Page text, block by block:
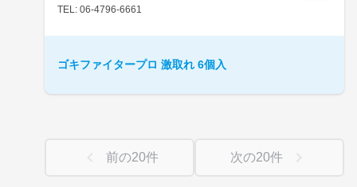
TEL: 06-4796-6661
ゴキファイタープロ 激取れ 6個入
前の20件 次の20件